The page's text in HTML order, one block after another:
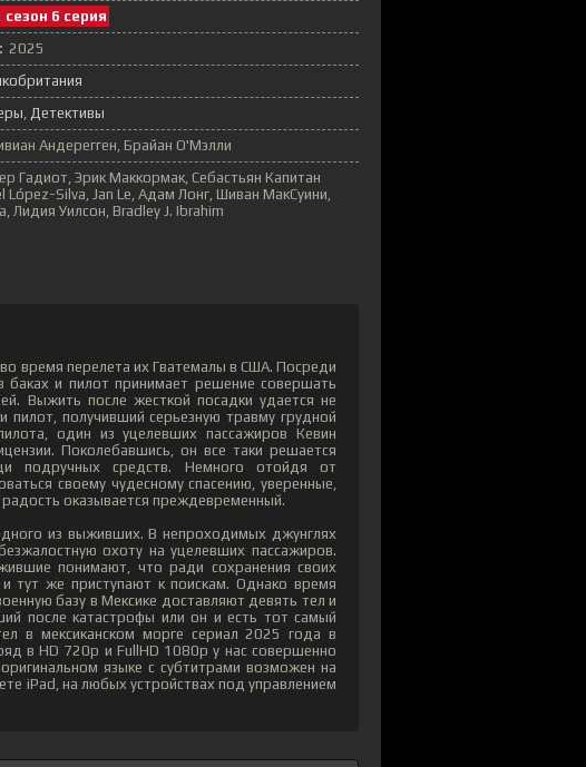
сезон 6 серия
2025
Детективы
Андерегген, Брайан О'Мэлли
Гадиот, Эрик Маккормак, Себастьян Капитан
López-Silva, Jan Le, Адам Лонг, Шиван МакСуини,
Лидия Уилсон, Bradley J. Ibrahim
время перелета их Гватемалы в США. Посреди
баках и пилот принимает решение совершать
Выжить после жесткой посадки удается не
получивший серьезную травму грудной
один из уцелевших пассажиров Кевин
Поколебавшись, он все таки решается
подручных средств. Немного отойдя от
своему чудесному спасению, уверенные,
оказывается преждевременный.
из выживших. В непроходимых джунглях
охоту на уцелевших пассажиров.
понимают, что ради сохранения своих
тут же приступают к поискам. Однако время
базу в Мексике доставляют девять тел и
после катастрофы или он и есть тот самый
в мексиканском морге сериал 2025 года в
в HD 720p и FullHD 1080p у нас совершенно
языке с субтитрами возможен на
iPad, на любых устройствах под управлением